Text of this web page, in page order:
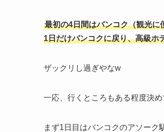
最初の4日間はバンコク（観光
1日だけバンコクに戻り、高級ホ
ザックリし過ぎやなw
一応、行くところもある程度決め
まず1日目はバンコクのアソーク